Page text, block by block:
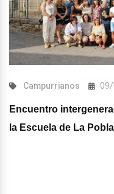
Campurrianos
Encuentro
la Escuela de La